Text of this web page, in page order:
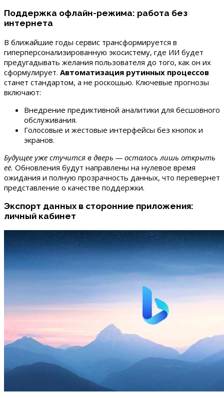
Поддержка офлайн-режима: работа без
интернета
В ближайшие годы сервис трансформируется в
гиперперсонализированную экосистему, где ИИ будет
предугадывать желания пользователя до того, как он их
сформулирует. Автоматизация рутинных процессов
станет стандартом, а не роскошью. Ключевые прогнозы
включают:
Внедрение предиктивной аналитики для бесшовного
обслуживания.
Голосовые и жестовые интерфейсы без кнопок и
экранов.
Будущее уже стучится в дверь — осталось лишь открыть
её. Обновления будут направлены на нулевое время
ожидания и полную прозрачность данных, что перевернет
представление о качестве поддержки.
Экспорт данных в сторонние приложения:
личный кабинет